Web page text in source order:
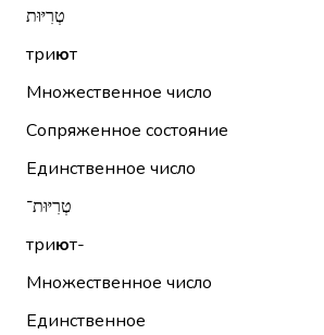
טְרִיּוּת
триют
Множественное число
Сопряженное состояние
Единственное число
טְרִיּוּת־
триют-
Множественное число
Единственное